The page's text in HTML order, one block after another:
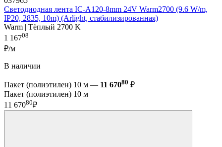
Светодиодная лента IC-A120-8mm 24V Warm2700 (9.6 W/m,
IP20, 2835, 10m) (Arlight, стабилизированная)
Warm | Тёплый 2700 K
1 16708
₽/м
В наличии
Пакет (полиэтилен) 10 м — 11 67080 ₽
Пакет (полиэтилен) 10 м
11 67080₽